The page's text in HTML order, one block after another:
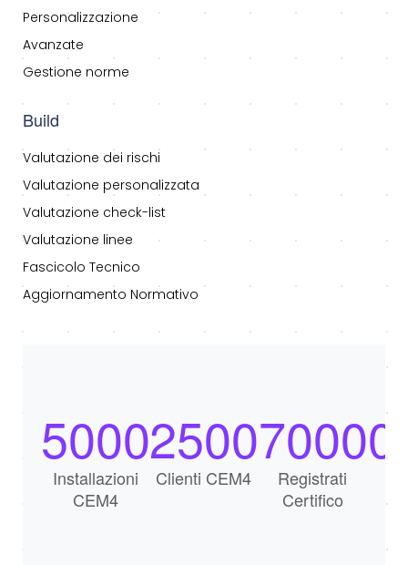
Personalizzazione
Avanzate
Gestione norme
Build
Valutazione dei rischi
Valutazione personalizzata
Valutazione check-list
Valutazione linee
Fascicolo Tecnico
Aggiornamento Normativo
5000
Installazioni
CEM4
2500
Clienti CEM4
70000
Registrati
Certifico